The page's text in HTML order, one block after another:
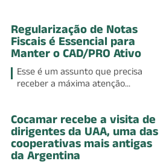
Regularização de Notas
Fiscais é Essencial para
Manter o CAD/PRO Ativo
Esse é um assunto que precisa
receber a máxima atenção...
Cocamar recebe a visita de
dirigentes da UAA, uma das
cooperativas mais antigas
da Argentina